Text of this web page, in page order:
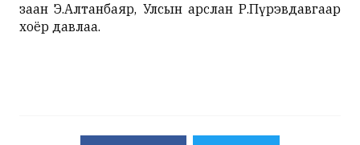
заан Э.Алтанбаяр, Улсын арслан Р.Пүрэвдавгаар
хоёр давлаа.